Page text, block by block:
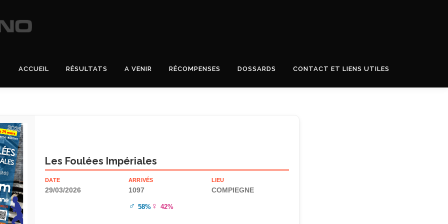
ACCUEIL RÉSULTATS A VENIR RÉCOMPENSES DOSSARDS CONTACT ET LIENS UTILES
Les Foulées Impériales
DATE
29/03/2026
ARRIVÉS
1097
♂ 58%♀ 42%
LIEU
COMPIEGNE